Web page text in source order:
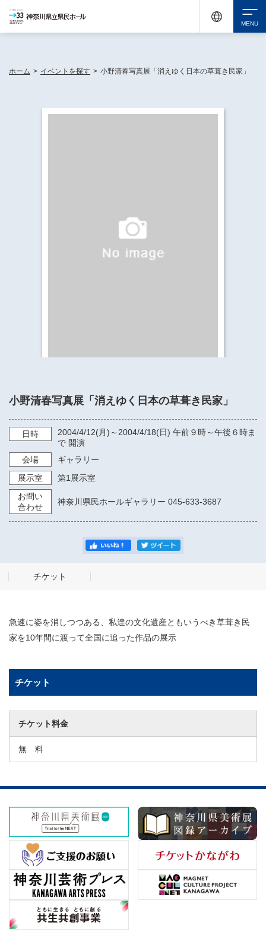
ホーム > イベントを探す > 小野清春写真展「消えゆく日本の草葺き民家」
小野清春写真展「消えゆく日本の草葺き民家」
日時 2004/4/12(月)～ 2004/4/18(日) 午前９時～午後６時ま
で 開演
会場
ギャラリー
展示室
第1展示室
お問い
合わせ
神奈川県民ホールギャラリー 045-633-3687
チケット
急速に姿を消しつつある、私達の文化遺産ともいうべき草葺き民
家を10年間に渡って全国に追った作品の展示
チケット
チケット料金
無 料